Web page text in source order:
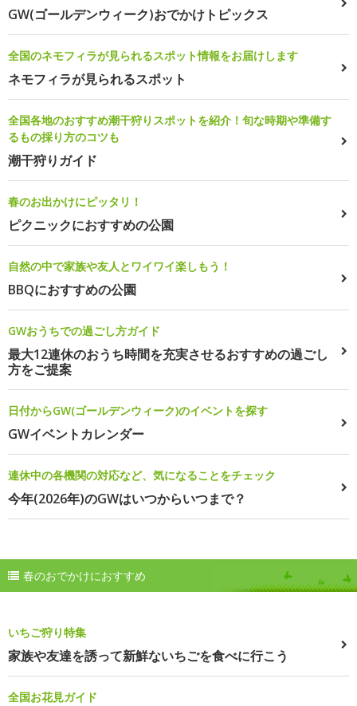
GW(ゴールデンウィーク)おでかけトピックス
全国のネモフィラが見られるスポット情報をお届けします
ネモフィラが見られるスポット
全国各地のおすすめ潮干狩りスポットを紹介！旬な時期や準備す
るもの採り方のコツも
潮干狩りガイド
春のお出かけにピッタリ！
ピクニックにおすすめの公園
自然の中で家族や友人とワイワイ楽しもう！
BBQにおすすめの公園
GWおうちでの過ごし方ガイド
最大12連休のおうち時間を充実させるおすすめの過ごし
方をご提案
日付からGW(ゴールデンウィーク)のイベントを探す
GWイベントカレンダー
連休中の各機関の対応など、気になることをチェック
今年(2026年)のGWはいつからいつまで？
春のおでかけにおすすめ
いちご狩り特集
家族や友達を誘って新鮮ないちごを食べに行こう
全国お花見ガイド